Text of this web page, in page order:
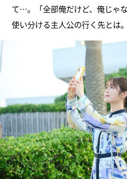
て…。「全部俺だけど、俺じ
使い分ける主人公の行く先とは。